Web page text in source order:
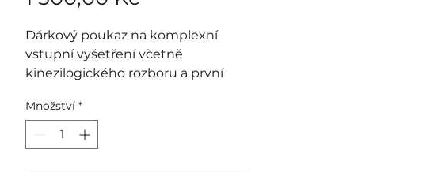
Dárkový poukaz na komplexní
vstupní vyšetření včetně
kinezilogického rozboru a první
Množství *